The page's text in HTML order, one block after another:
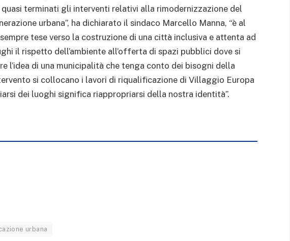
terminati gli interventi relativi alla rimodernizzazione del
urbana”, ha dichiarato il sindaco Marcello Manna, “è al
tese verso la costruzione di una città inclusiva e attenta ad
il rispetto dell’ambiente all’offerta di spazi pubblici dove si
l’idea di una municipalità che tenga conto dei bisogni della
si collocano i lavori di riqualificazione di Villaggio Europa
dei luoghi significa riappropriarsi della nostra identità”.
urbana